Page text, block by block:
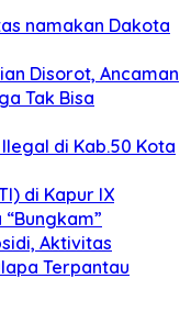
namakan Dakota
Disorot, Ancaman
Tak Bisa
di Kab.50 Kota
di Kapur IX
Aktivitas
Terpantau